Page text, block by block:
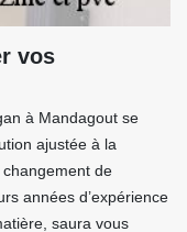
vos
à Mandagout se
ajustée à la
de
années d’expérience
saura vous